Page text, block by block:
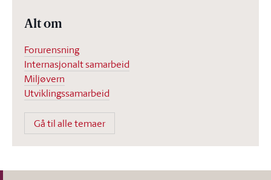
Alt om
Forurensning
Internasjonalt samarbeid
Miljøvern
Utviklingssamarbeid
Gå til alle temaer